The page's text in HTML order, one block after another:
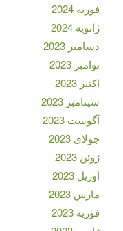
فوریه 2024
ژانویه 2024
دسامبر 2023
نوامبر 2023
اکتبر 2023
سپتامبر 2023
آگوست 2023
جولای 2023
ژوئن 2023
آوریل 2023
مارس 2023
فوریه 2023